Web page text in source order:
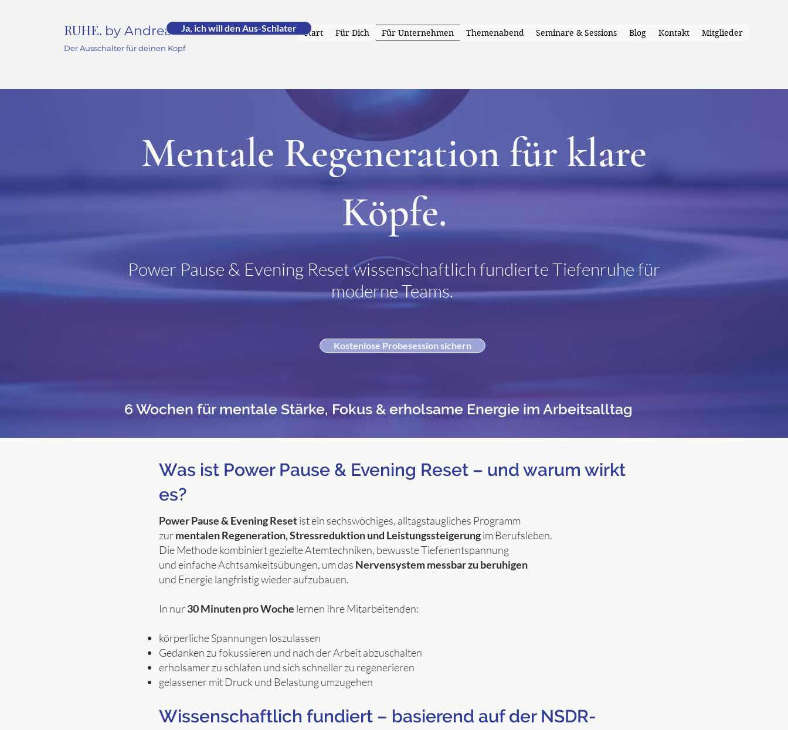
RUHE. by Andrea -
Der Ausschalter für deinen Kopf
Start Für Dich Für Unternehmen Themenabend Seminare & Sessions Blog Kontakt Mitglieder
Ja, ich will den Aus-Schlater
Mentale Regeneration für klare
Köpfe.
Power Pause & Evening Reset wissenschaftlich fundierte Tiefenruhe für
moderne Teams.
Kostenlose Probesession sichern
6 Wochen für mentale Stärke, Fokus & erholsame Energie im Arbeitsalltag
Was ist Power Pause & Evening Reset – und warum wirkt
es?
Power Pause & Evening Resetist ein sechswöchiges, alltagstaugliches Programm
zurmentalen Regeneration, Stressreduktion und Leistungssteigerungim Berufsleben.
Die Methode kombiniert gezielte Atemtechniken, bewusste Tiefenentspannung
und einfache Achtsamkeitsübungen, um das Nervensystem messbar zu beruhigen
und Energie langfristig wieder aufzubauen.
In nur30 Minuten pro Woche lernen Ihre Mitarbeitenden:
körperliche Spannungen loszulassen
Gedanken zu fokussieren und nach der Arbeit abzuschalten
erholsamer zu schlafen und sich schneller zu regenerieren
gelassener mit Druck und Belastung umzugehen
Wissenschaftlich fundiert – basierend auf der NSDR-